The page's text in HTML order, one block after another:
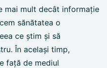
mai mult decât informație
sănătatea o
ce știm și să
În același timp,
față de mediul